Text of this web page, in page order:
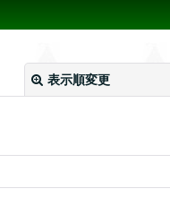
表示順変更